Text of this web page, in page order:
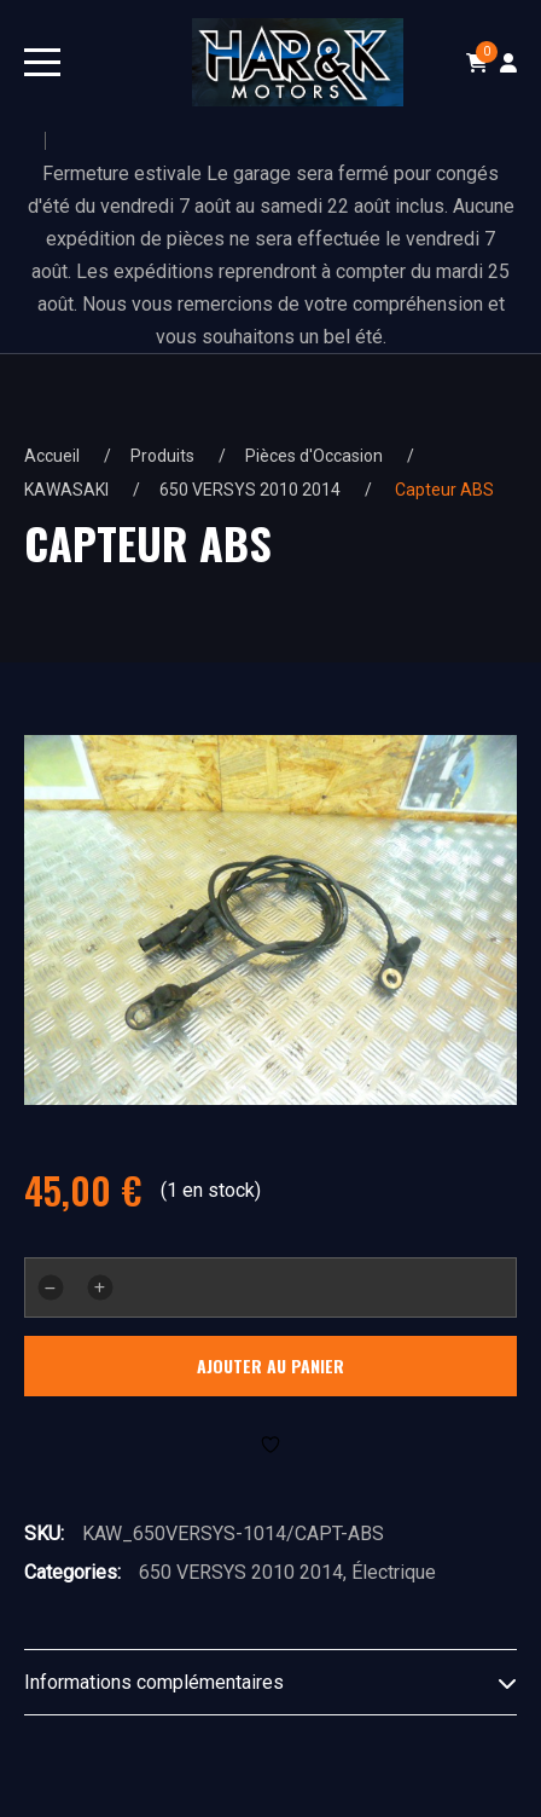
0
Fermeture estivale Le garage sera fermé pour congés
d'été du vendredi 7 août au samedi 22 août inclus. Aucune
expédition de pièces ne sera effectuée le vendredi 7
août. Les expéditions reprendront à compter du mardi 25
août. Nous vous remercions de votre compréhension et
vous souhaitons un bel été.
Accueil Produits
Pièces d'Occasion
KAWASAKI
650 VERSYS 2010 2014 Capteur ABS
CAPTEUR ABS
45,00 € (1 en stock)
Capteur
AJOUTER AU PANIER
SKU:
KAW_650VERSYS-1014/CAPT-ABS
Categories:
650 VERSYS 2010 2014, Électrique
Informations complémentaires